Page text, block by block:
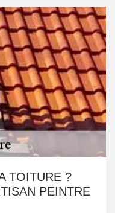
TOITURE ?
PEINTRE